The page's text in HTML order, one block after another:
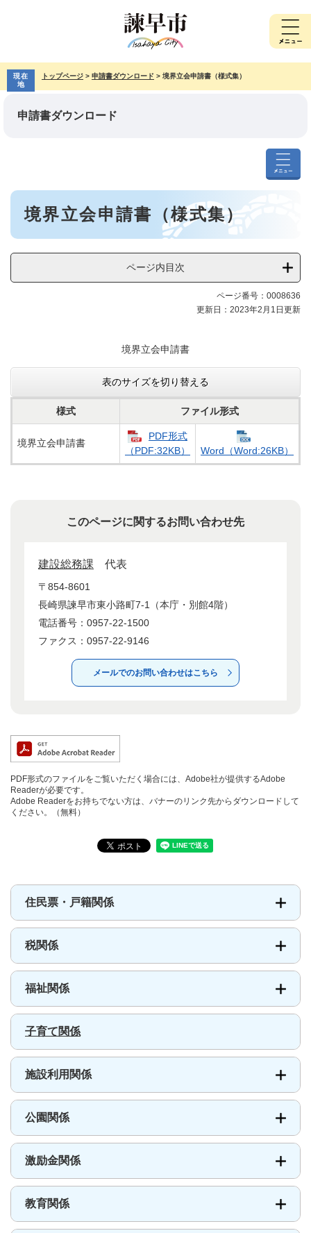
先
で
す。
を
ば
現在
地
トップページ > 申請書ダウンロード > 境界立会申請書（様式集）
申請書ダウンロード
申
ロ
ド
メ
ニ
本
境界立会申請書（様式集）
ページ内目次
ページ番号：0008636
更新日：2023年2月1日更新
境界立会申請書
表のサイズを切り替える
様式 ファイル形式
境界立会申請書
PDF形式
（PDF:32KB）
Word（Word:26KB）
このページに関するお問い合わせ先
建設総務課 代表
〒854-8601
長崎県諫早市東小路町7-1（本庁・別館4階）
電話番号：0957-22-1500
ファクス：0957-22-9146
メールでのお問い合わせはこちら
PDF形式のファイルをご覧いただく場合には、Adobe社が提供するAdobe
Readerが必要です。
Adobe Readerをお持ちでない方は、バナーのリンク先からダウンロードして
ください。（無料）
住民票・戸籍関係
税関係
福祉関係
子育て関係
施設利用関係
公園関係
激励金関係
教育関係